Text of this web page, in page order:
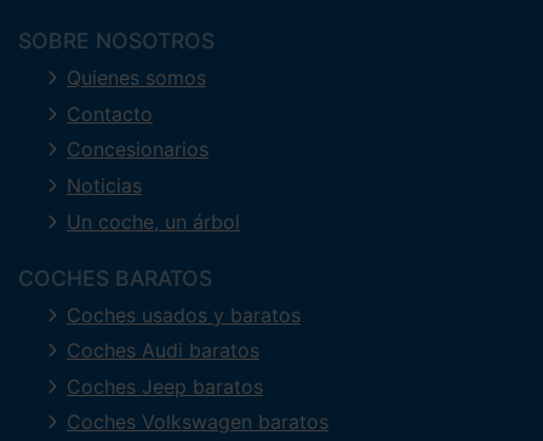
SOBRE NOSOTROS
Quienes somos
Contacto
Concesionarios
Noticias
Un coche, un árbol
COCHES BARATOS
Coches usados y baratos
Coches Audi baratos
Coches Jeep baratos
Coches Volkswagen baratos